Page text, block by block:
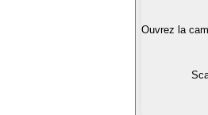
Achetez les
Convertissez vos
Ouvrez la